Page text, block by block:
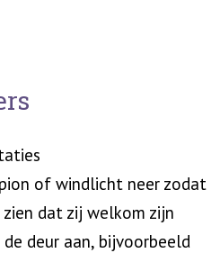
of windlicht neer zodat
dat zij welkom zijn
deur aan, bijvoorbeeld